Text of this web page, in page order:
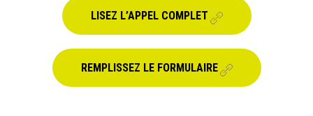
LISEZ L’APPEL COMPLET
REMPLISSEZ LE FORMULAIRE